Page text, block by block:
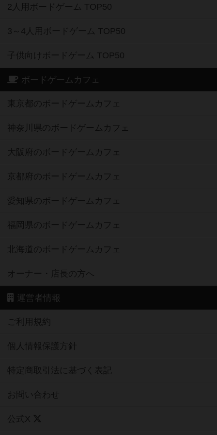
2人用ボードゲーム TOP50
3～4人用ボードゲーム TOP50
子供向けボードゲーム TOP50
ボードゲームカフェ
東京都のボードゲームカフェ
神奈川県のボードゲームカフェ
大阪府のボードゲームカフェ
京都府のボードゲームカフェ
愛知県のボードゲームカフェ
福岡県のボードゲームカフェ
北海道のボードゲームカフェ
オーナー・店長の方へ
運営者情報
ご利用規約
個人情報保護方針
特定商取引法に基づく表記
お問い合わせ
公式X